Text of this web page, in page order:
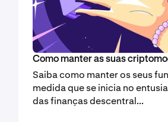
Como manter as suas
Saiba como manter os seus
medida que se inicia no
das finanças descentral...